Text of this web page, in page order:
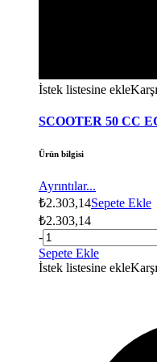
İstek listesine ekle
SCOOTER 50 CC
Ürün bilgisi
Ayrıntılar...
₺2.303,14Sepete Ekle
₺2.303,14
-
Sepete Ekle
İstek listesine ekle